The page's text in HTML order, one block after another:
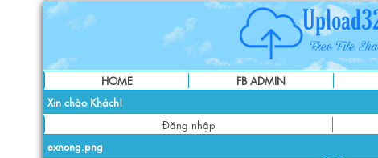
HOME FB ADMIN
Xin chào Khách!
Đăng nhập
exnong.png